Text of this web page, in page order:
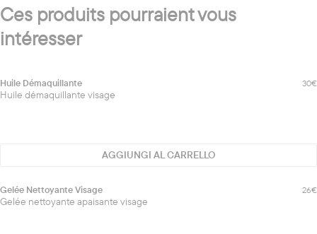
Ces produits pourraient vous
intéresser
Huile
Démaquillante
Huile Démaquillante 30€
Huile démaquillante visage
AGGIUNGI AL CARRELLO
Gelée
Nettoyante
Gelée Nettoyante Visage 26€
Gelée nettoyante apaisante visage